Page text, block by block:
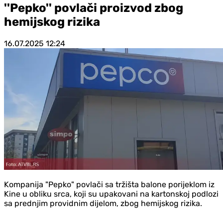
''Pepko'' povlači proizvod zbog
hemijskog rizika
16.07.2025 12:24
Kompanija "Pepko" povlači sa tržišta balone porijeklom iz
Kine u obliku srca, koji su upakovani na kartonskoj podlozi
sa prednjim providnim dijelom, zbog hemijskog rizika.